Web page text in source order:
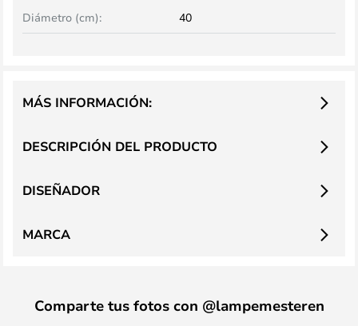
Diámetro (cm): 40
DESCRIPCIÓN DEL PRODUCTO
MÁS INFORMACIÓN:
DISEÑADOR
MARCA
Comparte tus fotos con @lampemesteren